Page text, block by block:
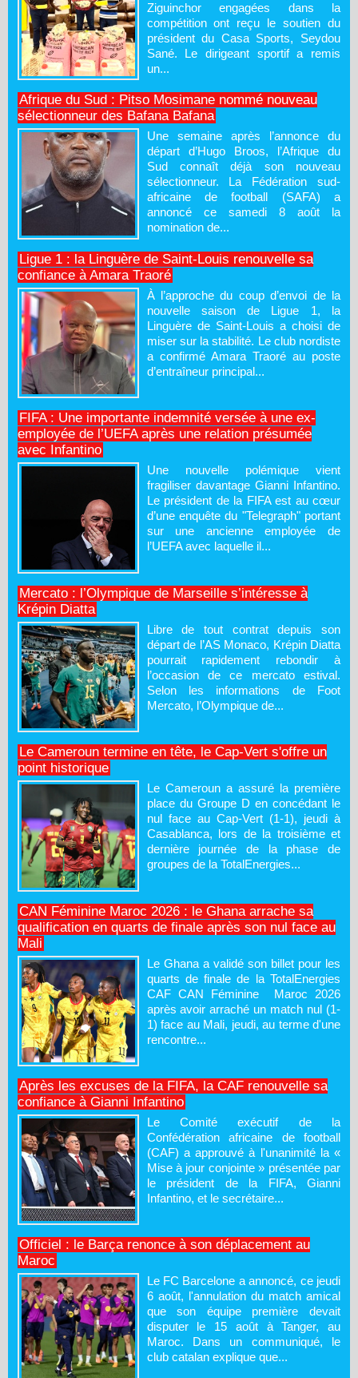
Ziguinchor engagées dans la
compétition ont reçu le soutien du
président du Casa Sports, Seydou
Sané. Le dirigeant sportif a remis
un...
Afrique du Sud : Pitso Mosimane nommé nouveau
sélectionneur des Bafana Bafana
Une semaine après l’annonce du
départ d’Hugo Broos, l’Afrique du
Sud connaît déjà son nouveau
sélectionneur. La Fédération sud-
africaine de football (SAFA) a
annoncé ce samedi 8 août la
nomination de...
Ligue 1 : la Linguère de Saint-Louis renouvelle sa
confiance à Amara Traoré
À l’approche du coup d’envoi de la
nouvelle saison de Ligue 1, la
Linguère de Saint-Louis a choisi de
miser sur la stabilité. Le club nordiste
a confirmé Amara Traoré au poste
d’entraîneur principal...
FIFA : Une importante indemnité versée à une ex-
employée de l’UEFA après une relation présumée
avec Infantino
Une nouvelle polémique vient
fragiliser davantage Gianni Infantino.
Le président de la FIFA est au cœur
d’une enquête du "Telegraph" portant
sur une ancienne employée de
l’UEFA avec laquelle il...
Mercato : l’Olympique de Marseille s’intéresse à
Krépin Diatta
Libre de tout contrat depuis son
départ de l’AS Monaco, Krépin Diatta
pourrait rapidement rebondir à
l’occasion de ce mercato estival.
Selon les informations de Foot
Mercato, l’Olympique de...
Le Cameroun termine en tête, le Cap-Vert s'offre un
point historique
Le Cameroun a assuré la première
place du Groupe D en concédant le
nul face au Cap-Vert (1-1), jeudi à
Casablanca, lors de la troisième et
dernière journée de la phase de
groupes de la TotalEnergies...
CAN Féminine Maroc 2026 : le Ghana arrache sa
qualification en quarts de finale après son nul face au
Mali
Le Ghana a validé son billet pour les
quarts de finale de la TotalEnergies
CAF CAN Féminine Maroc 2026
après avoir arraché un match nul (1-
1) face au Mali, jeudi, au terme d'une
rencontre...
Après les excuses de la FIFA, la CAF renouvelle sa
confiance à Gianni Infantino
Le Comité exécutif de la
Confédération africaine de football
(CAF) a approuvé à l'unanimité la «
Mise à jour conjointe » présentée par
le président de la FIFA, Gianni
Infantino, et le secrétaire...
Officiel : le Barça renonce à son déplacement au
Maroc
Le FC Barcelone a annoncé, ce jeudi
6 août, l'annulation du match amical
que son équipe première devait
disputer le 15 août à Tanger, au
Maroc. Dans un communiqué, le
club catalan explique que...